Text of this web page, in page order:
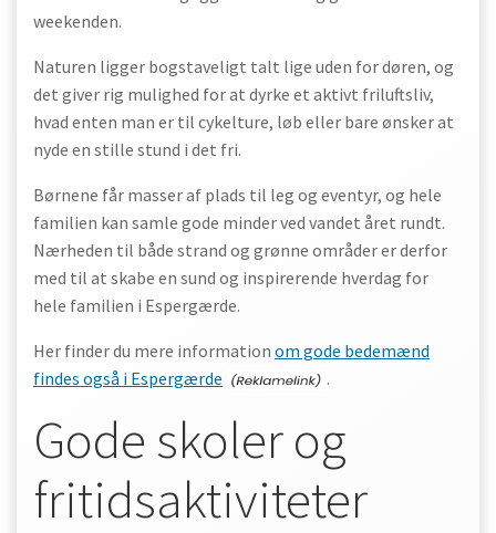
weekenden.
Naturen ligger bogstaveligt talt lige uden for døren, og
det giver rig mulighed for at dyrke et aktivt friluftsliv,
hvad enten man er til cykelture, løb eller bare ønsker at
nyde en stille stund i det fri.
Børnene får masser af plads til leg og eventyr, og hele
familien kan samle gode minder ved vandet året rundt.
Nærheden til både strand og grønne områder er derfor
med til at skabe en sund og inspirerende hverdag for
hele familien i Espergærde.
Her finder du mere information om gode bedemænd
findes også i Espergærde
.
Gode skoler og
fritidsaktiviteter